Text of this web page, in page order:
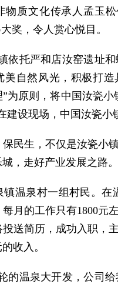
物质文化传承人孟玉
奖，令人赏心悦目。
托严和店汝窑遗址和
美自然风光，积极打
为原则，将中国汝瓷
建设现场，中国汝瓷小
民生，不仅是汝瓷小
，走好产业发展之路。
泉村一组村民。在
月的工作只有1800元
送简历，成功入职，
收入。
的温泉大开发，公司